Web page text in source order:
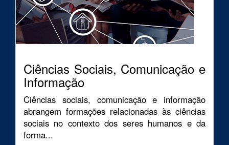
Ciências Sociais, Comunicação e
Informação
Ciências sociais, comunicação e informação
abrangem formações relacionadas às ciências
sociais no contexto dos seres humanos e da
forma...